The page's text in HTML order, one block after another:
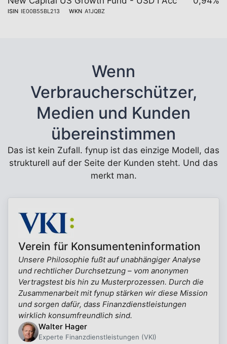
ISIN IE00B55BL213 WKN A1JQBZ
Wenn
Verbraucherschützer,
Medien und Kunden
übereinstimmen
Das ist kein Zufall. fynup ist das einzige Modell, das
strukturell auf der Seite der Kunden steht. Und das
merkt man.
Verein für Konsumenteninformation
Unsere Philosophie fußt auf unabhängiger Analyse
und rechtlicher Durchsetzung – vom anonymen
Vertragstest bis hin zu Musterprozessen. Durch die
Zusammenarbeit mit fynup stärken wir diese Mission
und sorgen dafür, dass Finanzdienstleistungen
wirklich konsumfreundlich sind.
Walter Hager
Experte Finanzdienstleistungen (VKI)